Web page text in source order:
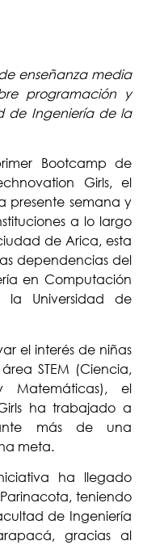
enseñanza media
programación y
de Ingeniería de la
Bootcamp de
Girls, el
presente semana y
a lo largo
de Arica, esta
dependencias del
en Computación
Universidad de
el interés de niñas
STEM (Ciencia,
Matemáticas), el
ha trabajado a
más de una
meta.
ha llegado
teniendo
de Ingeniería
gracias al